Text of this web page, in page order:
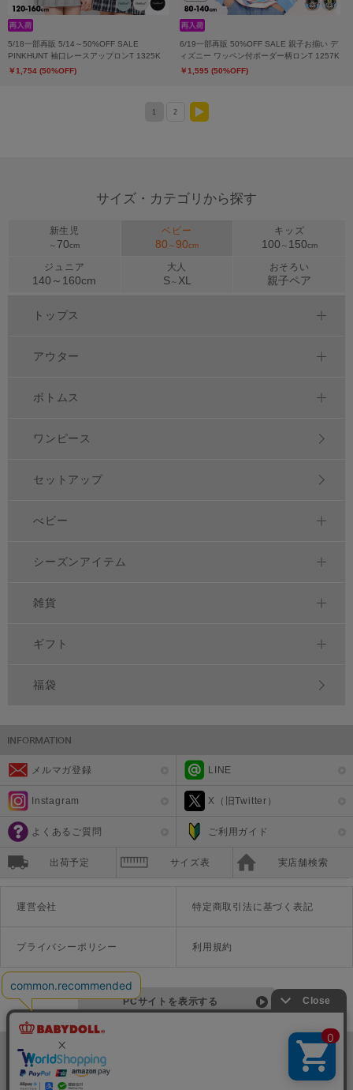
5/18一部再販 5/14～50%OFF SALE
PINKHUNT 袖口レースアップロンT 1325K
￥1,754 (50%OFF)
6/19一部再販 50%OFF SALE 親子お揃い デ
ィズニー ワッペン付ボーダー柄ロンT 1257K
￥1,595 (50%OFF)
1 2
サイズ・カテゴリから探す
新生児
～ 70cm
ベビー
80 ～90cm
キッズ
100 ～ 150cm
ジュニア
140～ 160cm
大人
S～ XL
おそろい
親子ペア
トップス
アウター
ボトムス
ワンピース
セットアップ
べビー
シーズンアイテム
雑貨
ギフト
福袋
メルマガ登録 LINE
Instagram X（旧Twitter）
よくあるご質問 ご利用ガイド
出荷予定 サイズ表 実店舗検索
運営会社 特定商取引法に基づく表記
プライバシーポリシー 利用規約
PCサイトを表示する
©Disney ©Disney/Pixar ©Disney. Based on the "Winnie the Pooh" works by A.A. Milne and E.H. Shepard.